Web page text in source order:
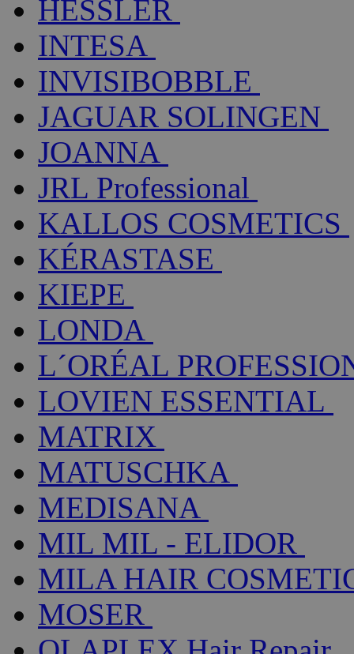
HESSLER
INTESA
INVISIBOBBLE
JAGUAR SOLINGEN
JOANNA
JRL Professional
KALLOS COSMETICS
KÉRASTASE
KIEPE
LONDA
L´ORÉAL
LOVIEN ESSENTIAL
MATRIX
MATUSCHKA
MEDISANA
MIL MIL - ELIDOR
MILA HAIR
MOSER